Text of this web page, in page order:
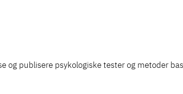
og publisere psykologiske tester og metoder